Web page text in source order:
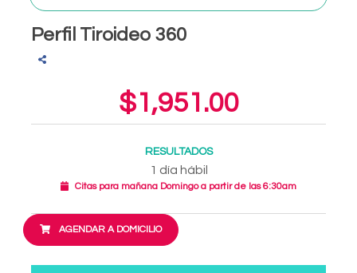
Perfil Tiroideo 360
$1,951.00
RESULTADOS
1 día hábil
Citas para mañana Domingo a partir de las 6:30am
AGENDAR A DOMICILIO